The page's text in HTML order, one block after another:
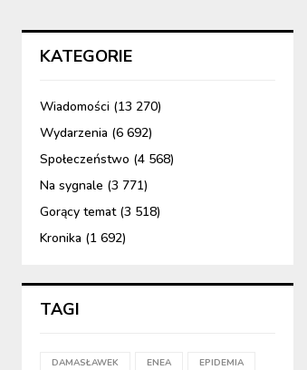
KATEGORIE
Wiadomości (13 270)
Wydarzenia (6 692)
Społeczeństwo (4 568)
Na sygnale (3 771)
Gorący temat(3 518)
Kronika (1 692)
TAGI
DAMASŁAWEK ENEA EPIDEMIA